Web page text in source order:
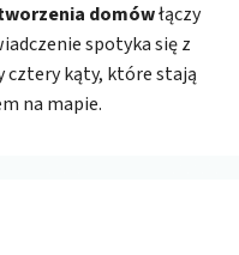
domówłączy
spotyka się z
cztery kąty, które stają
na mapie.